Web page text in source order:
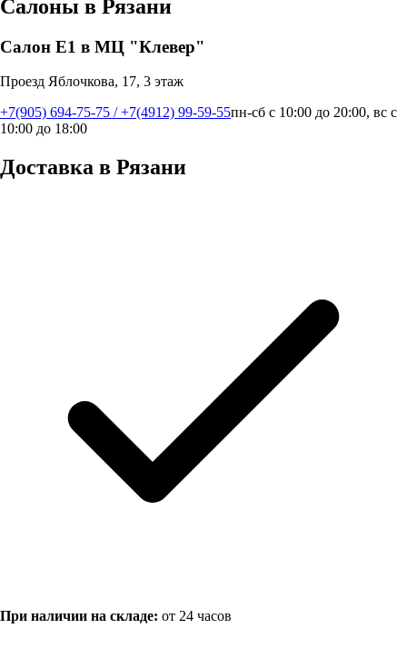
Салоны в Рязани
Салон Е1 в МЦ "Клевер"
Проезд Яблочкова, 17, 3 этаж
+7(905) 694-75-75 / +7(4912) 99-59-55пн-сб с 10:00 до 20:00, вс с
10:00 до 18:00
Доставка в Рязани
При наличии на складе: от 24 часов